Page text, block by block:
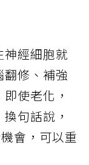
經細胞就
修、補強
使老化，
句話說，
會，可以重